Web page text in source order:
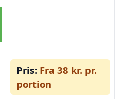
Pris: Fra 38 kr. pr.
portion